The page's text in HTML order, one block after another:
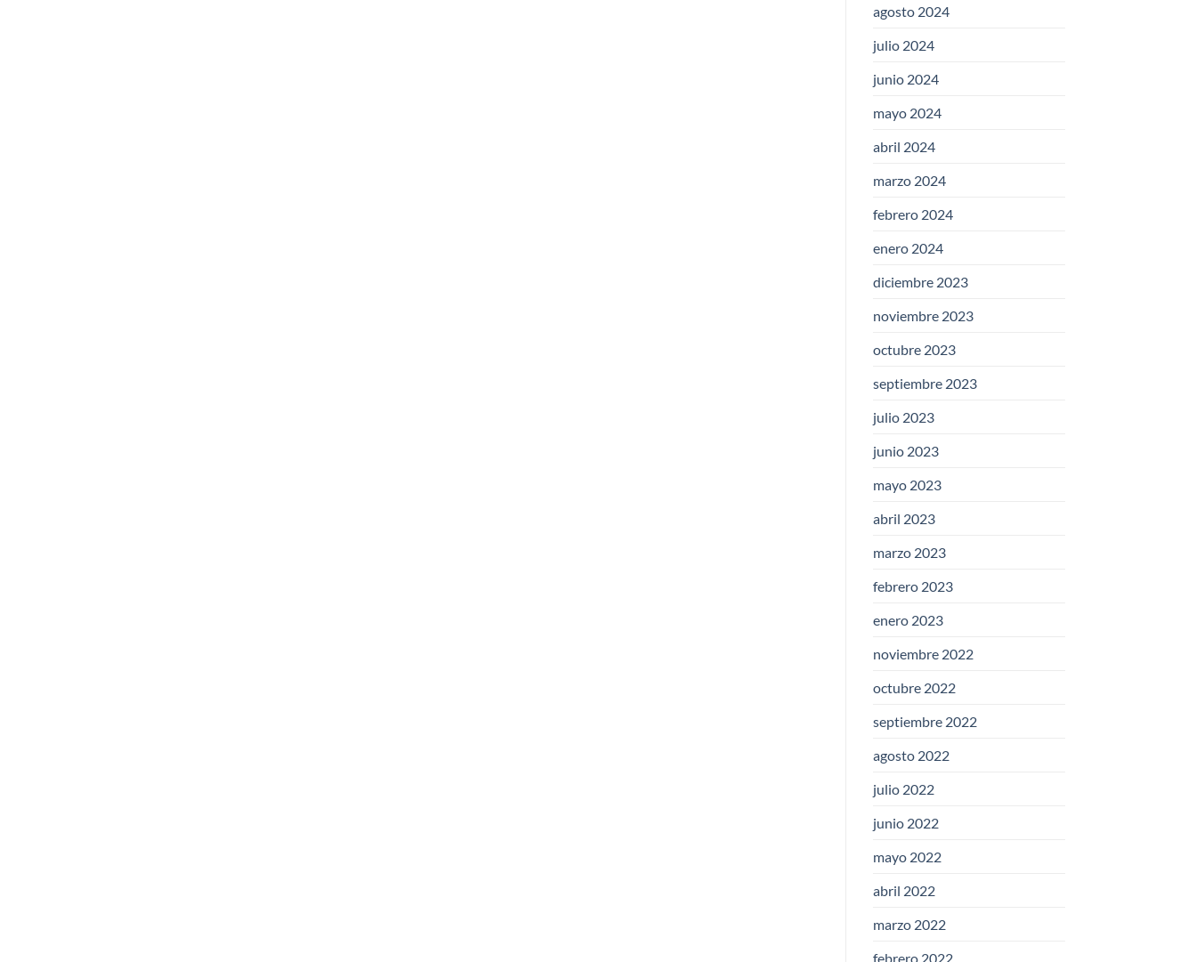
agosto 2024
julio 2024
junio 2024
mayo 2024
abril 2024
marzo 2024
febrero 2024
enero 2024
diciembre 2023
noviembre 2023
octubre 2023
septiembre 2023
julio 2023
junio 2023
mayo 2023
abril 2023
marzo 2023
febrero 2023
enero 2023
noviembre 2022
octubre 2022
septiembre 2022
agosto 2022
julio 2022
junio 2022
mayo 2022
abril 2022
marzo 2022
febrero 2022